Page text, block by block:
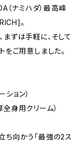
（ナミハダ）最高峰
。
ずは手軽に、そして
ご用意しました。
ョン）
身用クリーム）
ち向かう「最強の2ス